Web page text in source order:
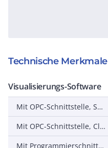
Technische Merkmale
Visualisierungs-Software
Mit OPC-Schnittstelle, Server
Mit OPC-Schnittstelle, Client
Mit Programmierschnittstellen